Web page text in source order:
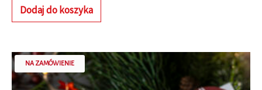
Dodaj do koszyka
NA ZAMÓWIENIE